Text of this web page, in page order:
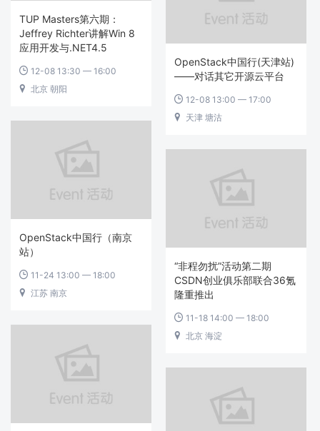
TUP Masters第六期：
Jeffrey Richter讲解Win 8
应用开发与.NET4.5
 12-08 13:30 — 16:00
 北京 朝阳
OpenStack中国行(天津站)
——对话其它开源云平台
 12-08 13:00 — 17:00
 天津 塘沽
OpenStack中国行（南京
站）
 11-24 13:00 — 18:00
 江苏 南京
“非程勿扰”活动第二期
CSDN创业俱乐部联合36氪
隆重推出
 11-18 14:00 — 18:00
 北京 海淀